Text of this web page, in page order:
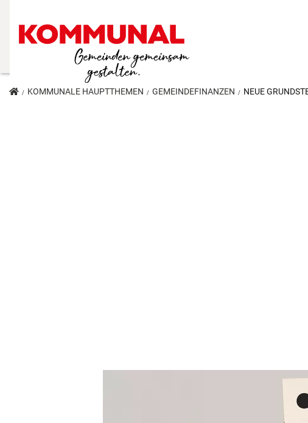
KOMMUNALE HAUPTTHEMEN GEMEINDEFINANZEN NEUE